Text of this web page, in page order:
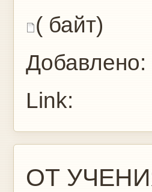
( байт)
Добавлено:
Link:
ОТ